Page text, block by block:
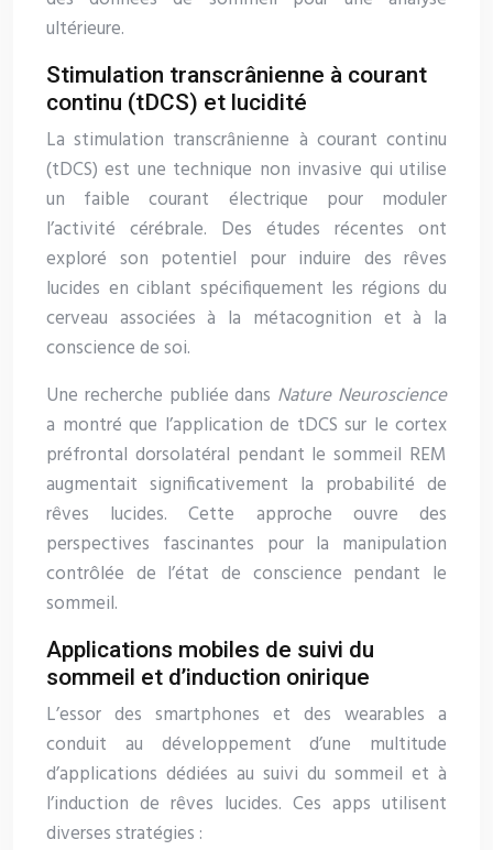
ultérieure.
Stimulation transcrânienne à courant
continu (tDCS) et lucidité
La stimulation transcrânienne à courant continu
(tDCS) est une technique non invasive qui utilise
un faible courant électrique pour moduler
l’activité cérébrale. Des études récentes ont
exploré son potentiel pour induire des rêves
lucides en ciblant spécifiquement les régions du
cerveau associées à la métacognition et à la
conscience de soi.
Une recherche publiée dans Nature Neuroscience
a montré que l’application de tDCS sur le cortex
préfrontal dorsolatéral pendant le sommeil REM
augmentait significativement la probabilité de
rêves lucides. Cette approche ouvre des
perspectives fascinantes pour la manipulation
contrôlée de l’état de conscience pendant le
sommeil.
Applications mobiles de suivi du
sommeil et d’induction onirique
L’essor des smartphones et des wearables a
conduit au développement d’une multitude
d’applications dédiées au suivi du sommeil et à
l’induction de rêves lucides. Ces apps utilisent
diverses stratégies :